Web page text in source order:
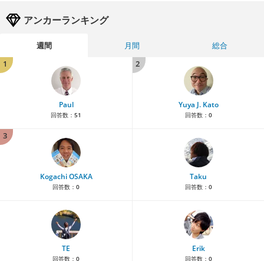
アンカーランキング
週間 月間
総合
1
Paul
回答数： 51
2
Yuya J. Kato
回答数： 0
3
Kogachi OSAKA
回答数： 0
Taku
回答数： 0
TE
回答数： 0
Erik
回答数： 0